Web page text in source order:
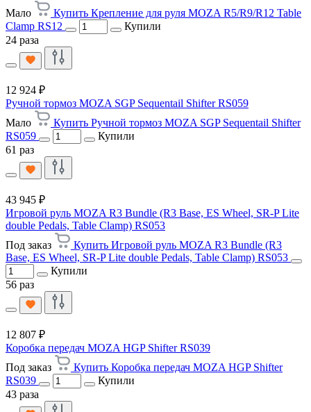
Мало
Купить Крепление для руля MOZA R5/R9/R12 Table
Clamp RS12
Купили
24 раза
12 924 ₽
Ручной тормоз MOZA SGP Sequentail Shifter RS059
Мало
Купить Ручной тормоз MOZA SGP Sequentail Shifter
RS059
Купили
61 раз
43 945 ₽
Игровой руль MOZA R3 Bundle (R3 Base, ES Wheel, SR-P Lite
double Pedals, Table Clamp) RS053
Под заказ
Купить Игровой руль MOZA R3 Bundle (R3
Base, ES Wheel, SR-P Lite double Pedals, Table Clamp) RS053
Купили
56 раз
12 807 ₽
Коробка передач MOZA HGP Shifter RS039
Под заказ
Купить Коробка передач MOZA HGP Shifter
RS039
Купили
43 раза